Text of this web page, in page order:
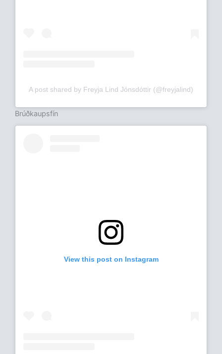
A post shared by Freyja Lind Jónsdóttir (@freyjalind)
Brúðkaupsfín
View this post on Instagram